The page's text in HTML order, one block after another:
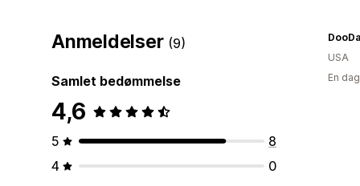
Anmeldelser (9)
Samlet bedømmelse
4,6
5
8
4
0
USA
En